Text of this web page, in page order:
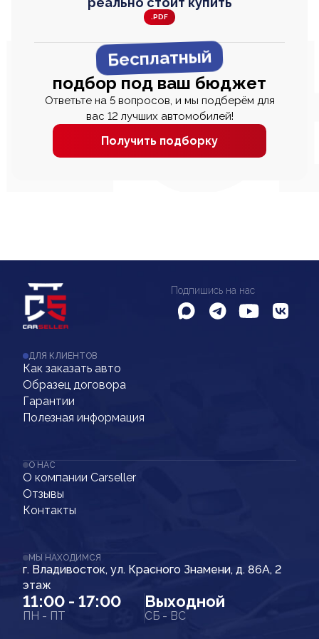
.PDF
Бесплатный
подбор под ваш бюджет
Ответьте на 5 вопросов, и мы подберём для
вас 12 лучших автомобилей!
Получить подборку
Подпишись на нас
ДЛЯ КЛИЕНТОВ
Как заказать авто
Образец договора
Гарантии
Полезная информация
О НАС
О компании Carseller
Отзывы
Контакты
МЫ НАХОДИМСЯ
г. Владивосток, ул. Красного Знамени, д. 86А, 2
этаж
11:00 - 17:00
ПН - ПТ
Выходной
СБ - ВС